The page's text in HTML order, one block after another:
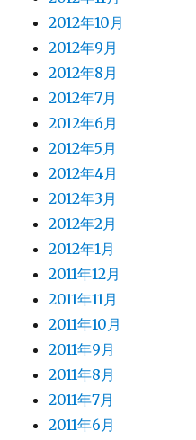
2012年10月
2012年9月
2012年8月
2012年7月
2012年6月
2012年5月
2012年4月
2012年3月
2012年2月
2012年1月
2011年12月
2011年11月
2011年10月
2011年9月
2011年8月
2011年7月
2011年6月